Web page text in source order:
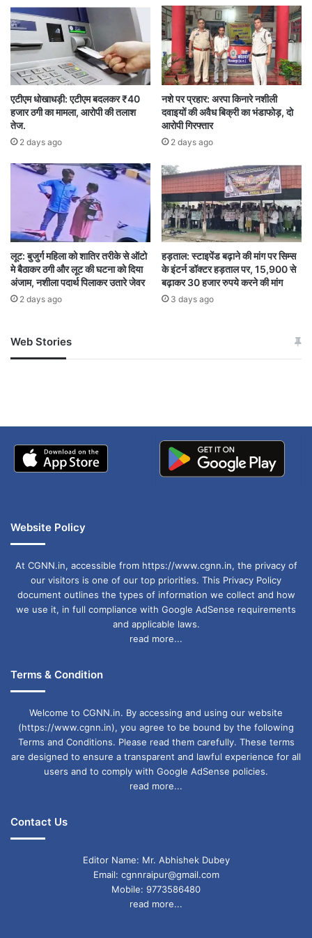
द्वारा बोडागुड़ा, फायदागुड़ा, एर्राबोर, बिरला के पास सड़क
को ऊंचा कर ऊंचे पुल का निर्माण किया जाना है हालांकि
फिलहाल कार्य की स्वीकृति नहीं मिली है इस वजह से अभी
इलाके के लोगों को ऐसी स्थितियों से गुजरना पड़ेगा।
एटीएम धोखाधड़ी: एटीएम बदलकर ₹40
हजार ठगी का मामला, आरोपी की तलाश
तेज.
2 days ago
नशे पर प्रहार: अरपा किनारे नशीली
दवाइयों की अवैध बिक्री का भंडाफोड़, दो
आरोपी गिरफ्तार
2 days ago
लूट: बुजुर्ग महिला को शातिर तरीके से ऑटो
मे बैठाकर ठगी और लूट की घटना को दिया
अंजाम, नशीला पदार्थ पिलाकर उतारे जेवर
2 days ago
हड़ताल: स्टाइपेंड बढ़ाने की मांग पर सिम्स
के इंटर्न डॉक्टर हड़ताल पर, 15,900 से
बढ़ाकर 30 हजार रुपये करने की मांग
3 days ago
Web Stories
जम्मू-कश्मीर में बारिश से
अपडेट
खाई में धक्का… आरोपियों ने
Website Policy
At CGNN.in, accessible from https://www.cgnn.in, the privacy of
our visitors is one of our top priorities. This Privacy Policy
document outlines the types of information we collect and how
we use it, in full compliance with Google AdSense requirements
and applicable laws.
read more...
Terms & Condition
Welcome to CGNN.in. By accessing and using our website
(https://www.cgnn.in), you agree to be bound by the following
Terms and Conditions. Please read them carefully. These terms
are designed to ensure a transparent and lawful experience for all
users and to comply with Google AdSense policies.
read more...
Contact Us
Editor Name: Mr. Abhishek Dubey
Email: cgnnraipur@gmail.com
Mobile: 9773586480
read more...